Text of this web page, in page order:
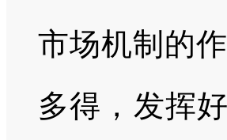
市场机制的
多得，发挥